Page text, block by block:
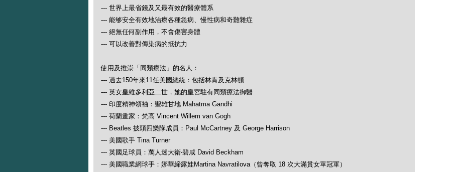
--- 世界上最省錢及又最有效的醫療體系
--- 能够安全有效地治療各種急病、慢性病和奇難雜症
--- 絕無任何副作用，不會傷害身體
--- 可以改善對傳染病的抵抗力
使用及推崇「同類療法」的名人：
--- 過去150年來11任美國總統：包括林肯及克林頓
--- 英女皇維多利亞二世，她的皇宮駐有同類療法御醫
--- 印度精神領袖：聖雄甘地 Mahatma Gandhi
--- 荷蘭畫家：梵高 Vincent Willem van Gogh
--- Beatles 披頭四樂隊成員：Paul McCartney 及 George Harrison
--- 美國歌手 Tina Turner
--- 英國足球員：萬人迷大衛‧碧咸 David Beckham
--- 美國職業網球手：娜華締露娃Martina Navratilova（曾奪取 18 次大滿貫女單冠軍）